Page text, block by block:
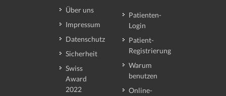
Über uns
Impressum
Datenschutz
Sicherheit
Swiss
Award
2022
Patienten-
Login
Patient-
Registrierung
Warum
benutzen
Online-